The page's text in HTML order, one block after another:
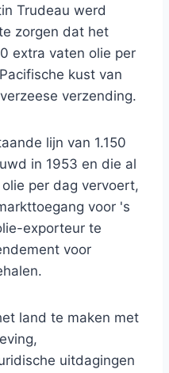
Trudeau werd
zorgen dat het
extra vaten olie per
kust van
verzending.
lijn van 1.150
in 1953 en die al
per dag vervoert,
voor 's
exporteur te
voor
land te maken met
uitdagingen